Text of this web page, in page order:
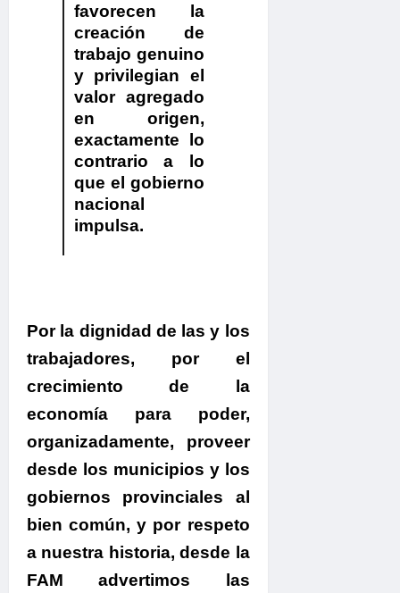
favorecen la
creación de
trabajo genuino
y privilegian el
valor agregado
en origen,
exactamente lo
contrario a lo
que el gobierno
nacional
impulsa.
Por la dignidad de las y los
trabajadores, por el
crecimiento de la
economía para poder,
organizadamente, proveer
desde los municipios y los
gobiernos provinciales al
bien común, y por respeto
a nuestra historia, desde la
FAM advertimos las